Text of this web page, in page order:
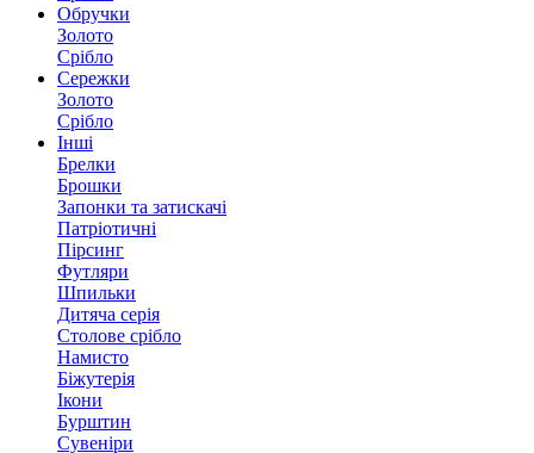
Обручки
Золото
Срібло
Сережки
Золото
Срібло
Інші
Брелки
Брошки
Запонки та затискачі
Патріотичні
Пірсинг
Футляри
Шпильки
Дитяча серія
Столове срібло
Намисто
Біжутерія
Ікони
Бурштин
Сувеніри